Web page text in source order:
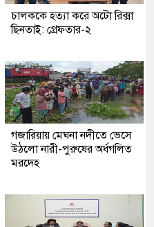
চালককে হত্যা করে অটো রিক্সা
ছিনতাই: গ্রেফতার-২
গজারিয়ায় মেঘনা নদীতে ভেসে
উঠলো নারী-পুরুষের অর্ধগলিত
মরদেহ